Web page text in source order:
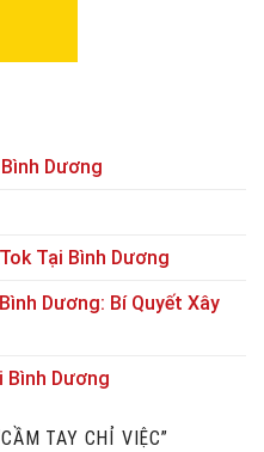
Dương
Tại Bình Dương
Dương: Bí Quyết Xây
Bình Dương
TAY CHỈ VIỆC”